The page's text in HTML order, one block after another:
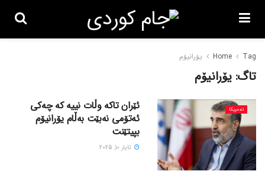
Home Tag یۆرانیۆم
تاگ: یۆرانیۆم
ئەمریکا
ئێران تاکە وڵات نییە کە چەکی
ئەتۆمی نەبێت بەڵام یۆرانیۆم
بپیتێنت
ئایار 10, 2025